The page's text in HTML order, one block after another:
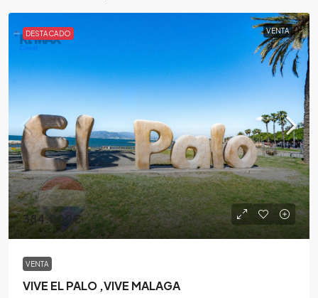
DESTACADO VENTA
384.000€
VENTA
VIVE EL PALO ,VIVE MALAGA